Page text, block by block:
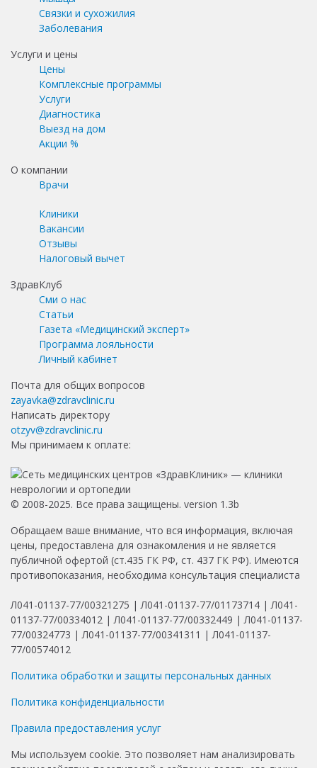
Связки и сухожилия
Заболевания
Услуги и цены
Цены
Комплексные программы
Услуги
Диагностика
Выезд на дом
Акции %
О компании
Врачи
Клиники
Вакансии
Отзывы
Налоговый вычет
ЗдравКлуб
Сми о нас
Статьи
Газета «Медицинский эксперт»
Программа лояльности
Личный кабинет
Почта для общих вопросов
zayavka@zdravclinic.ru
Написать директору
otzyv@zdravclinic.ru
Мы принимаем к оплате:
© 2008-2025. Все права защищены. version 1.3b
Обращаем ваше внимание, что вся информация, включая
цены, предоставлена для ознакомления и не является
публичной офертой (ст.435 ГК РФ, ст. 437 ГК РФ). Имеются
противопоказания, необходима консультация специалиста
Л041-01137-77/00321275 | Л041-01137-77/01173714 | Л041-
01137-77/00334012 | Л041-01137-77/00332449 | Л041-01137-
77/00324773 | Л041-01137-77/00341311 | Л041-01137-
77/00574012
Политика обработки и защиты персональных данных
Политика конфиденциальности
Правила предоставления услуг
Мы используем cookie. Это позволяет нам анализировать